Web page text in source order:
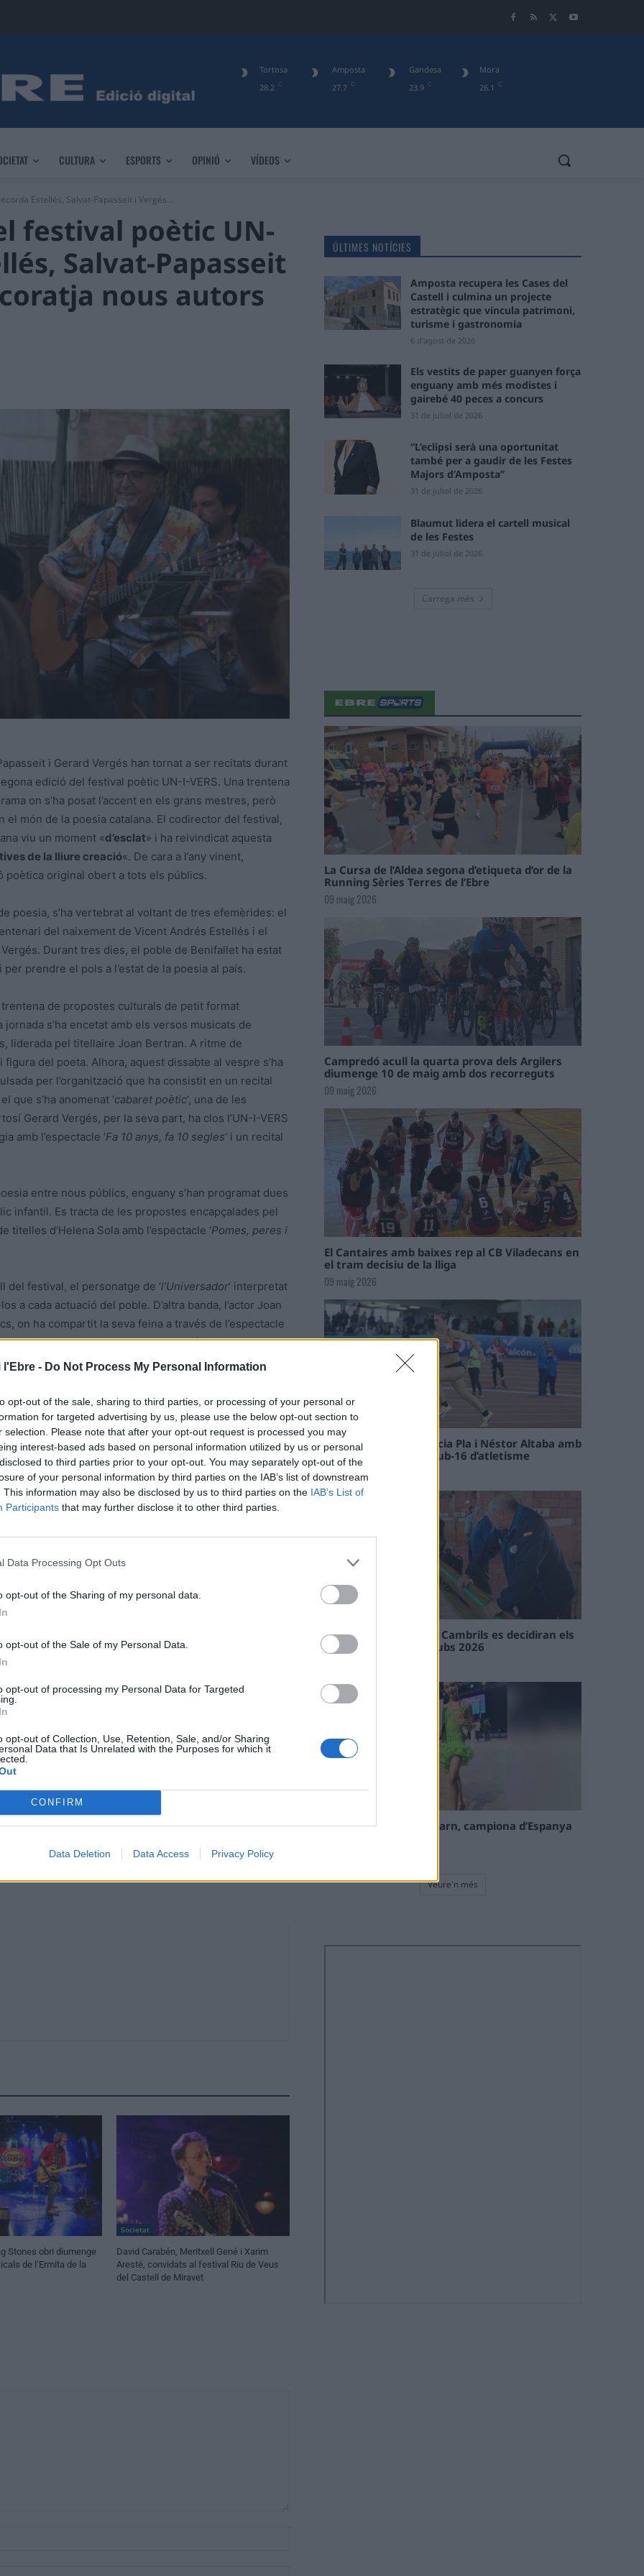
l'Ebre - Do Not Process My Personal Information
opt-out of the sale, sharing to third parties, or processing of your personal or
for targeted advertising by us, please use the below opt-out section to
selection. Please note that after your opt-out request is processed you may
interest-based ads based on personal information utilized by us or personal
to third parties prior to your opt-out. You may separately opt-out of the
of your personal information by third parties on the IAB’s list of downstream
This information may also be disclosed by us to third parties on the IAB’s List of
Participants that may further disclose it to other third parties.
Data Processing Opt Outs
opt-out of the Sharing of my personal data.
opt-out of the Sale of my Personal Data.
opt-out of processing my Personal Data for Targeted
opt-out of Collection, Use, Retention, Sale, and/or Sharing
Data that Is Unrelated with the Purposes for which it
CONFIRM
Data Deletion Data Access Privacy Policy
28.2 C
Tortosa
27.7 C
Amposta
23.9 C
Gandesa
26.1
C
Mora
CULTURA ESPORTS OPINIÓ VÍDEOS
Estellés, Salvat-Papasseit i Vergés...
festival poètic UN-
Salvat-Papasseit
nous autors
i Gerard Vergés han tornat a ser recitats durant
edició del festival poètic UN-I-VERS. Una trentena
on s’ha posat l’accent en els grans mestres, però
el món de la poesia catalana. El codirector del festival,
viu un moment «d’esclat» i ha reivindicat aquesta
de la lliure creació«. De cara a l’any vinent,
poètica original obert a tots els públics.
poesia, s’ha vertebrat al voltant de tres efemèrides: el
del naixement de Vicent Andrés Estellés i el
Durant tres dies, el poble de Benifallet ha estat
prendre el pols a l’estat de la poesia al país.
trentena de propostes culturals de petit format
s’ha encetat amb els versos musicats de
liderada pel titellaire Joan Bertran. A ritme de
del poeta. Alhora, aquest dissabte al vespre s’ha
per l’organització que ha consistit en un recital
que s’ha anomenat ‘cabaret poètic‘, una de les
Gerard Vergés, per la seva part, ha clos l’UN-I-VERS
amb l’espectacle ‘Fa 10 anys, fa 10 segles‘ i un recital
entre nous públics, enguany s’han programat dues
infantil. Es tracta de les propostes encapçalades pel
titelles d’Helena Sola amb l’espectacle ‘Pomes, peres i
del festival, el personatge de ‘l’Universador‘ interpretat
a cada actuació del poble. D’altra banda, l’actor Joan
on ha compartit la seva feina a través de l’espectacle
ha apostat per les propostes escèniques de
Bertran, ‘ Capsa de quatre vents
‘ amb Guim Valls i
també busca atreure les noves generacions
l’organització no disposa de dades de públic que ha
satisfeta tant per la rebuda com per les expectatives
s’han instal·lat cinc exposicions al municipi
Andrés Estellés i Joan Salvat-Papasseit, a més
Martí i Pol, Mercè Rodoreda o Santiago Rusiñol.
Gaya, ha afirmat que aquest gènere literari gaudeix
crear un premi obert que distingeixi la millor
els públics i preveu ser un reclam per tal que noves
i puguin presentar nous textos.
Publicades les bases del concurs de fotografia i de
Stones obri diumenge
de l’Ermita de la
Societat
David Carabén, Meritxell Gené i Xarim
Aresté, convidats al festival Riu de Veus
del Castell de Miravet
ÚLTIMES NOTÍCIES
Amposta recupera les Cases del
Castell i culmina un projecte
estratègic que vincula patrimoni,
turisme i gastronomia
6 d'agost de 2026
Els vestits de paper guanyen força
enguany amb més modistes i
gairebé 40 peces a concurs
31 de juliol de 2026
“L’eclipsi serà una oportunitat
també per a gaudir de les Festes
Majors d’Amposta”
31 de juliol de 2026
Blaumut lidera el cartell musical
de les Festes
31 de juliol de 2026
Carrega més
La Cursa de l’Aldea segona d’etiqueta d’or de la
Running Sèries Terres de l’Ebre
09 maig 2026
Campredó acull la quarta prova dels Argilers
diumenge 10 de maig amb dos recorreguts
09 maig 2026
El Cantaires amb baixes rep al CB Viladecans en
el tram decisiu de la lliga
09 maig 2026
Paula Sintorres, Patrícia Pla i Néstor Altaba amb
la selecció catalana sub-16 d’atletisme
08 maig 2026
En les tirades de Flix i Cambrils es decidiran els
campions de l’Interclubs 2026
La tortosina Cinta Talarn, campiona d’Espanya
Veure'n més